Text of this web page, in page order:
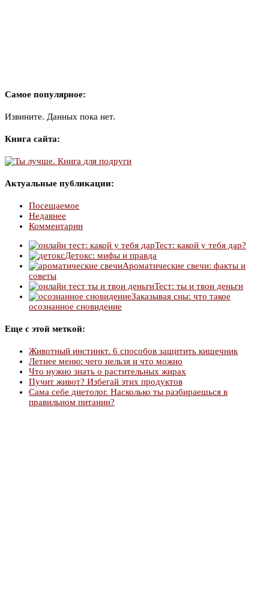
Самое популярное:
Извините. Данных пока нет.
Книга сайта:
Актуальные публикации:
Посещаемое
Недавнее
Комментарии
Тест: какой у тебя дар?
Детокс: мифы и правда
Ароматические свечи: факты и
советы
Тест: ты и твои деньги
Заказывая сны: что такое
осознанное сновидение
Еще с этой меткой:
Животный инстинкт. 6 способов защитить кишечник
Летнее меню: чего нельзя и что можно
Что нужно знать о растительных жирах
Пучит живот? Избегай этих продуктов
Сама себе диетолог. Насколько ты разбираешься в
правильном питании?